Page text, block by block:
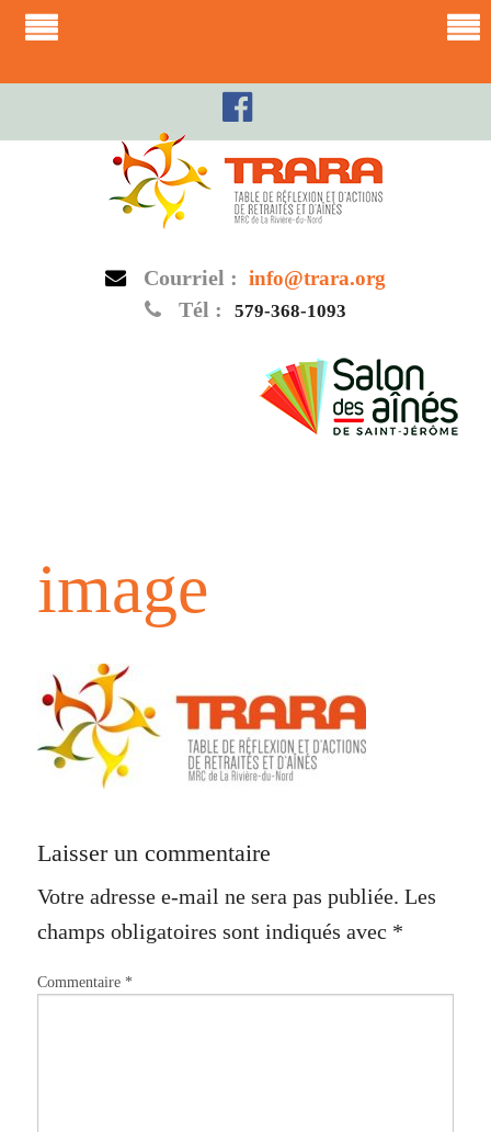
Courriel : info@trara.org
Tél : 579-368-1093
image
Laisser un commentaire
Votre adresse e-mail ne sera pas publiée. Les
champs obligatoires sont indiqués avec *
Commentaire *